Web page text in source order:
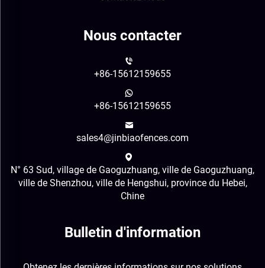
Nous contacter
+86-15612159655
+86-15612159655
sales4@jinbiaofences.com
N° 63 Sud, village de Gaoguzhuang, ville de Gaoguzhuang,
ville de Shenzhou, ville de Hengshui, province du Hebei,
Chine
Bulletin d'information